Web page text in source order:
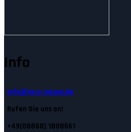
Info
Info@tecs-reisen.de
Rufen Sie uns an!
+49(08868) 1808661